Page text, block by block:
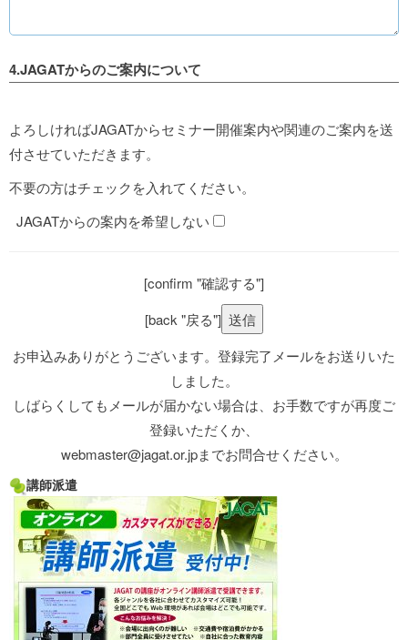
4.JAGATからのご案内について
よろしければJAGATからセミナー開催案内や関連のご案内を送
付させていただきます。
不要の方はチェックを入れてください。
JAGATからの案内を希望しない
[confirm "確認する"]
[back "戻る"]
お申込みありがとうございます。登録完了メールをお送りいた
しました。
しばらくしてもメールが届かない場合は、お手数ですが再度ご
登録いただくか、
webmaster@jagat.or.jpまでお問合せください。
講師派遣